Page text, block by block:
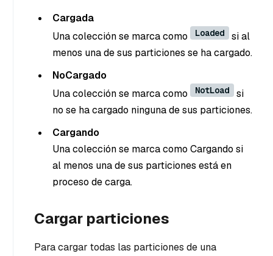
Cargada
Una colección se marca como
Loaded
si al
menos una de sus particiones se ha cargado.
NoCargado
Una colección se marca como
NotLoad
si
no se ha cargado ninguna de sus particiones.
Cargando
Una colección se marca como Cargando si
al menos una de sus particiones está en
proceso de carga.
Cargar particiones
Para cargar todas las particiones de una